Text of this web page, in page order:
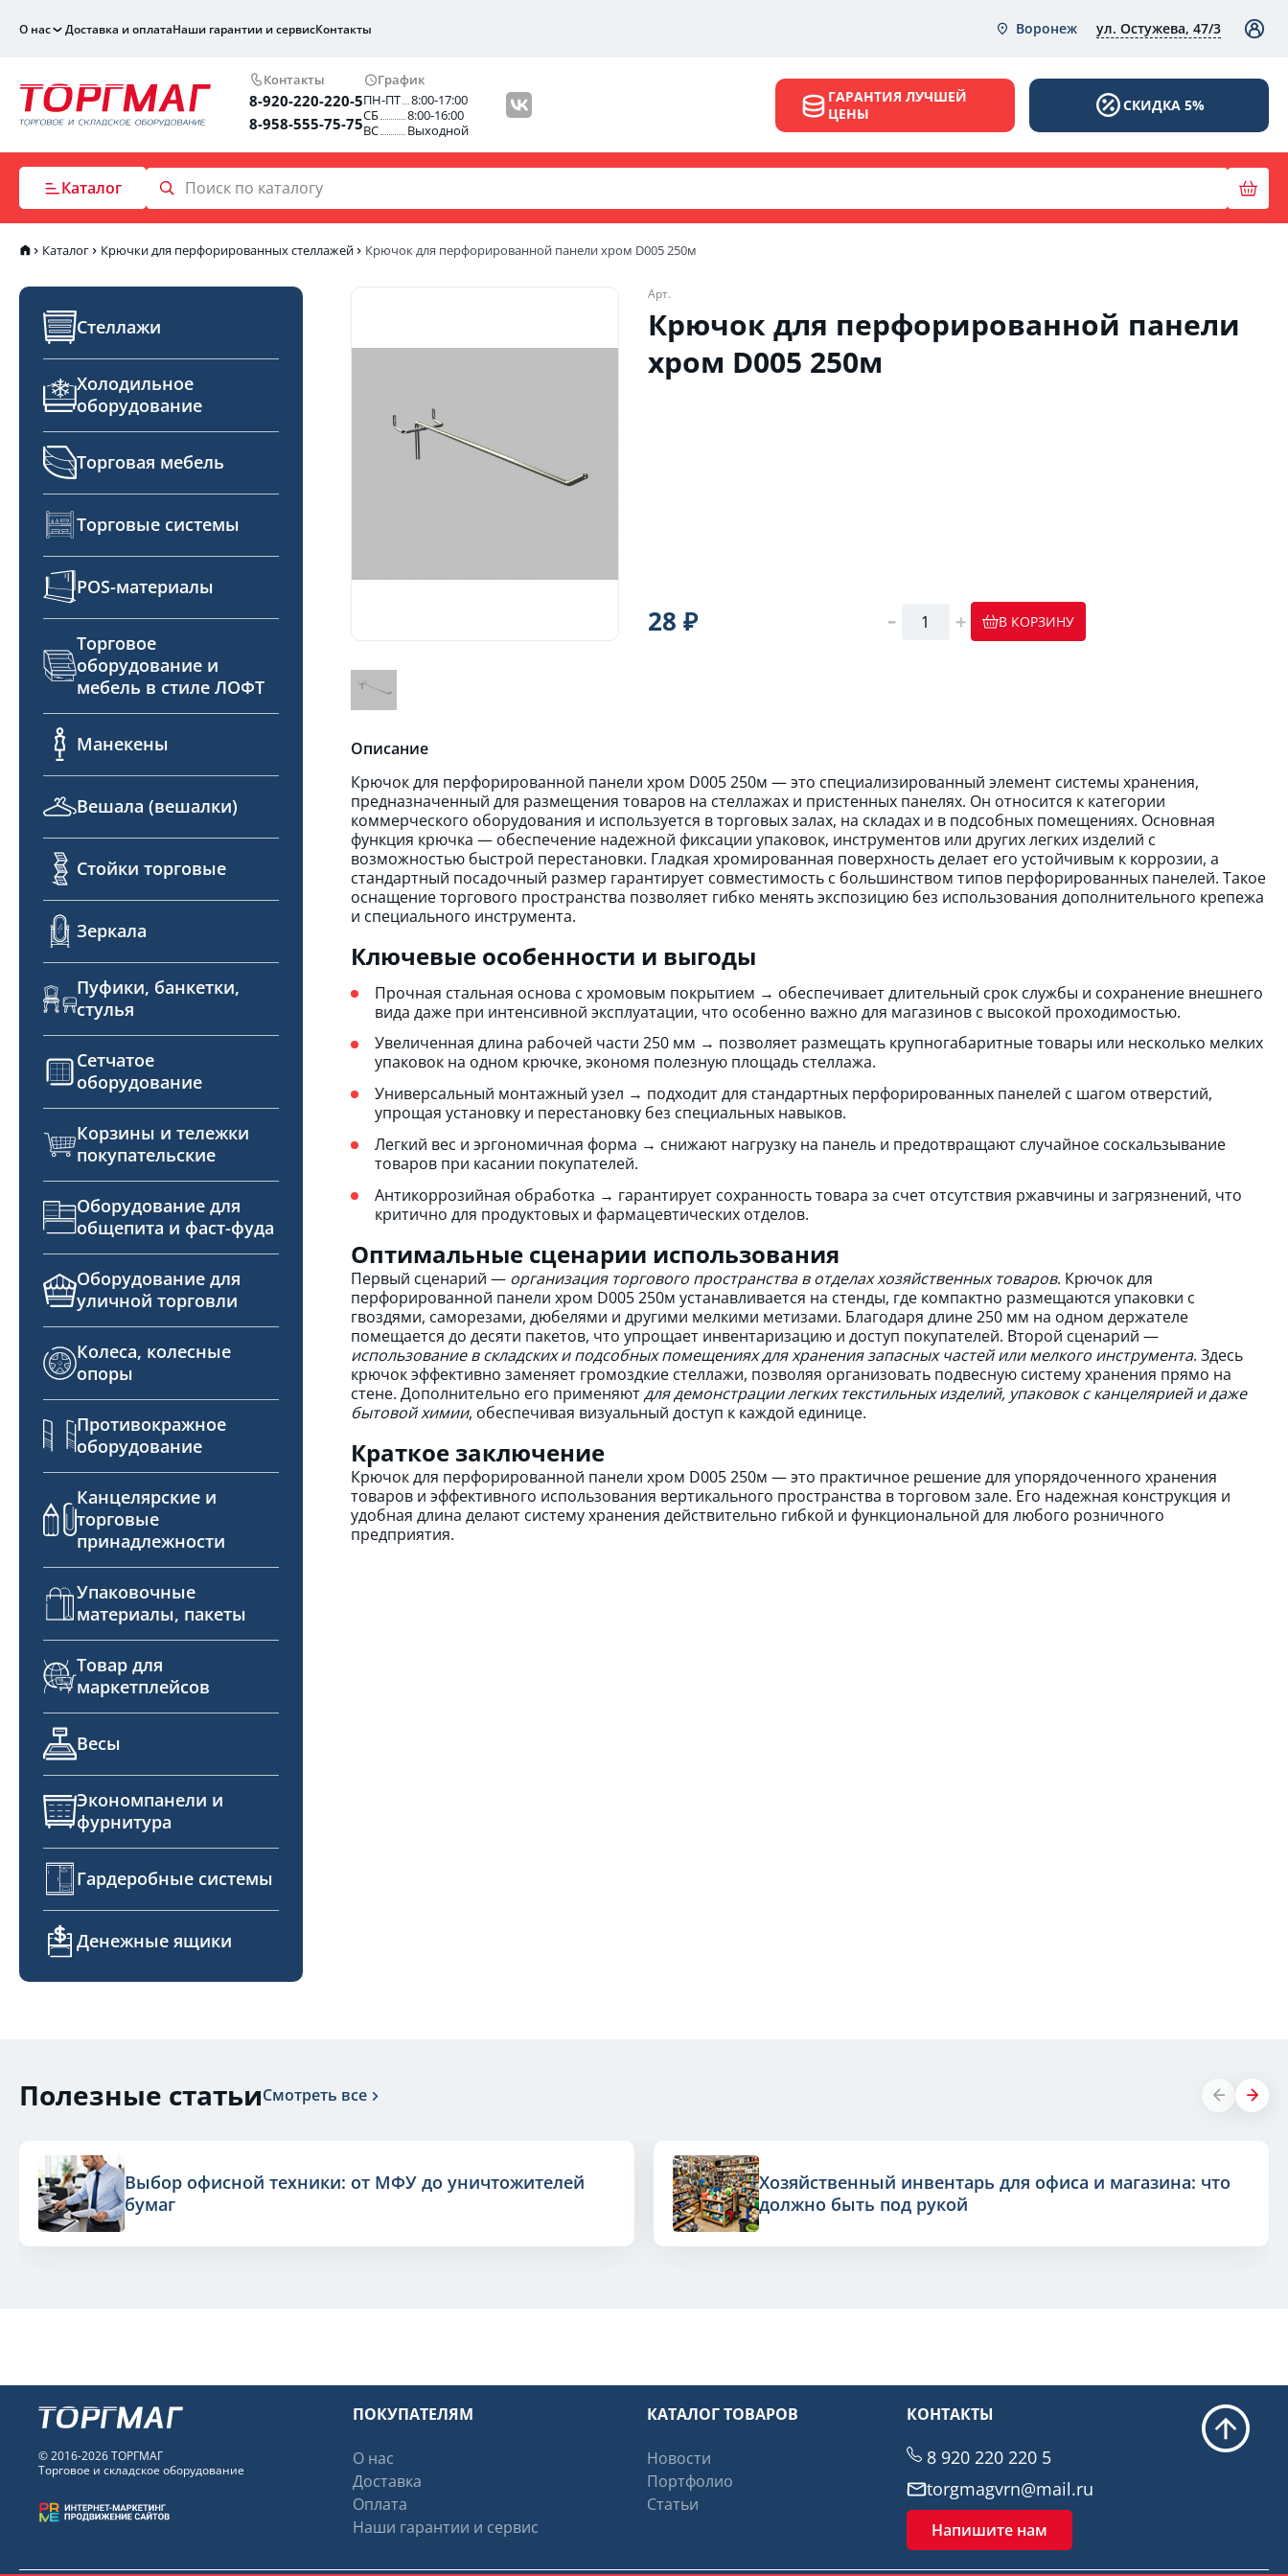
О нас Доставка и оплатаНаши гарантии и сервисКонтакты Воронеж ул. Остужева, 47/3
Контакты
8-920-220-220-5
8-958-555-75-75
График
ПН-ПТ
8:00-17:00
СБ
8:00-16:00
ВС
Выходной
ГАРАНТИЯ ЛУЧШЕЙ
ЦЕНЫ
СКИДКА 5%
Каталог
Каталог Крючки для перфорированных стеллажей Крючок для перфорированной панели хром D005 250м
Стеллажи
Холодильное
оборудование
Торговая мебель
Торговые системы
POS-материалы
Торговое
оборудование и
мебель в стиле ЛОФТ
Манекены
Вешала (вешалки)
Стойки торговые
Зеркала
Пуфики, банкетки,
стулья
Сетчатое
оборудование
Корзины и тележки
покупательские
Оборудование для
общепита и фаст-фуда
Оборудование для
уличной торговли
Колеса, колесные
опоры
Противокражное
оборудование
Канцелярские и
торговые
принадлежности
Упаковочные
материалы, пакеты
Товар для
маркетплейсов
Весы
Экономпанели и
фурнитура
Гардеробные системы
Денежные ящики
Арт.
Крючок для перфорированной панели
хром D005 250м
28 ₽ В КОРЗИНУ
Описание
Крючок для перфорированной панели хром D005 250м — это специализированный элемент системы хранения,
предназначенный для размещения товаров на стеллажах и пристенных панелях. Он относится к категории
коммерческого оборудования и используется в торговых залах, на складах и в подсобных помещениях. Основная
функция крючка — обеспечение надежной фиксации упаковок, инструментов или других легких изделий с
возможностью быстрой перестановки. Гладкая хромированная поверхность делает его устойчивым к коррозии, а
стандартный посадочный размер гарантирует совместимость с большинством типов перфорированных панелей. Такое
оснащение торгового пространства позволяет гибко менять экспозицию без использования дополнительного крепежа
и специального инструмента.
Ключевые особенности и выгоды
Прочная стальная основа с хромовым покрытием → обеспечивает длительный срок службы и сохранение внешнего
вида даже при интенсивной эксплуатации, что особенно важно для магазинов с высокой проходимостью.
Увеличенная длина рабочей части 250 мм → позволяет размещать крупногабаритные товары или несколько мелких
упаковок на одном крючке, экономя полезную площадь стеллажа.
Универсальный монтажный узел → подходит для стандартных перфорированных панелей с шагом отверстий,
упрощая установку и перестановку без специальных навыков.
Легкий вес и эргономичная форма → снижают нагрузку на панель и предотвращают случайное соскальзывание
товаров при касании покупателей.
Антикоррозийная обработка → гарантирует сохранность товара за счет отсутствия ржавчины и загрязнений, что
критично для продуктовых и фармацевтических отделов.
Оптимальные сценарии использования
Первый сценарий — организация торгового пространства в отделах хозяйственных товаров. Крючок для
перфорированной панели хром D005 250м устанавливается на стенды, где компактно размещаются упаковки с
гвоздями, саморезами, дюбелями и другими мелкими метизами. Благодаря длине 250 мм на одном держателе
помещается до десяти пакетов, что упрощает инвентаризацию и доступ покупателей. Второй сценарий —
использование в складских и подсобных помещениях для хранения запасных частей или мелкого инструмента. Здесь
крючок эффективно заменяет громоздкие стеллажи, позволяя организовать подвесную систему хранения прямо на
стене. Дополнительно его применяютдля демонстрации легких текстильных изделий, упаковок с канцелярией и даже
бытовой химии, обеспечивая визуальный доступ к каждой единице.
Краткое заключение
Крючок для перфорированной панели хром D005 250м — это практичное решение для упорядоченного хранения
товаров и эффективного использования вертикального пространства в торговом зале. Его надежная конструкция и
удобная длина делают систему хранения действительно гибкой и функциональной для любого розничного
предприятия.
Полезные статьиСмотреть все
Выбор офисной техники: от МФУ до уничтожителей
бумаг
Хозяйственный инвентарь для офиса и магазина: что
должно быть под рукой
© 2016-2026 ТОРГМАГ
Торговое и складское оборудование
ПОКУПАТЕЛЯМ
О нас
Доставка
Оплата
Наши гарантии и сервис
КАТАЛОГ ТОВАРОВ
Новости
Портфолио
Статьи
КОНТАКТЫ
8 920 220 220 5
torgmagvrn@mail.ru
Напишите нам